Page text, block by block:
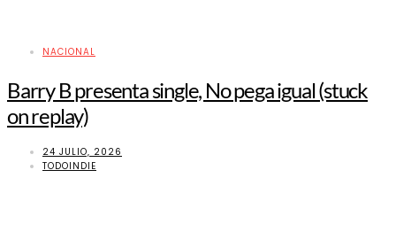
NACIONAL
Barry B presenta single, No pega igual (stuck
on replay)
24 JULIO, 2026
TODOINDIE